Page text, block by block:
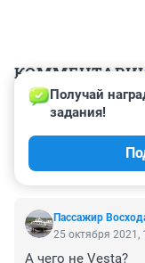
Гость
Так рассыпЮтся
Пассажир
Получай
задания!
25 октября 2021,
А чего не Vesta?